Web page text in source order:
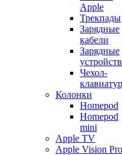
Apple
Трекпады
Зарядные
кабели
Зарядные
Чехол-
Колонки
Homepod
Homepod
mini
Apple TV
Apple Vision Pro